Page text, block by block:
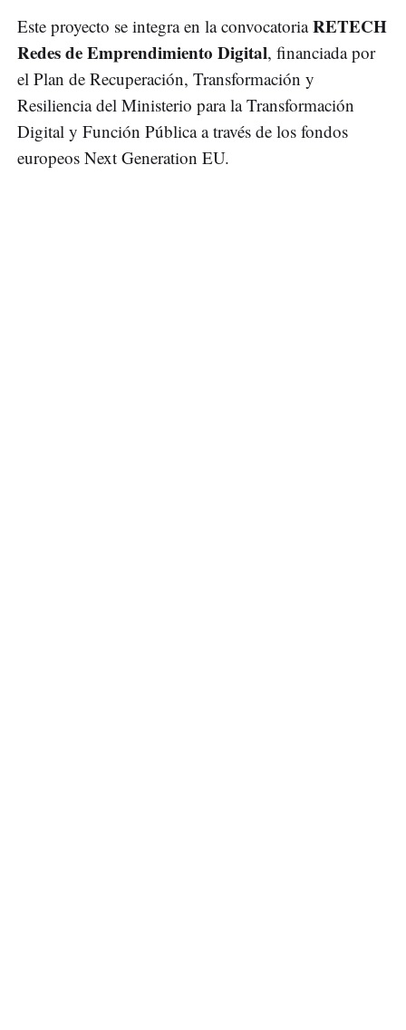
Este proyecto se integra en la convocatoriaRETECH
Redes de Emprendimiento Digital, financiada por
el Plan de Recuperación, Transformación y
Resiliencia del Ministerio para la Transformación
Digital y Función Pública a través de los fondos
europeos Next Generation EU.